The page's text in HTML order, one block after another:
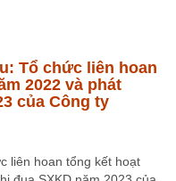
Tổ chức liên hoan
2022 và phát
của Công ty
liên hoan tổng kết hoạt